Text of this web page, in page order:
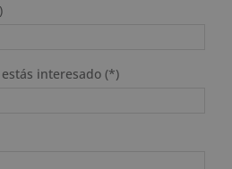
interesado (*)